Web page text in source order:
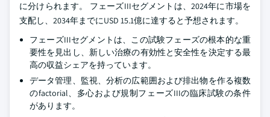
に分けられます。 フェーズIIIセグメントは、2024年に市場を
支配し、2034年までにUSD 15.1億に達すると予想されます。
フェーズIIIセグメントは、この試験フェーズの根本的な重
要性を見出し、新しい治療の有効性と安全性を決定する最
高の収益シェアを持っています。
データ管理、監視、分析の広範囲および排出物を作る複数
のfactorial、多心および規制フェーズIIIの臨床試験の条件
があります。